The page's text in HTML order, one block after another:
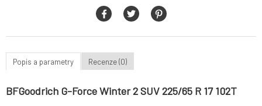
Popis a parametry Recenze (0)
BFGoodrich G-Force Winter 2 SUV 225/65 R 17 102T